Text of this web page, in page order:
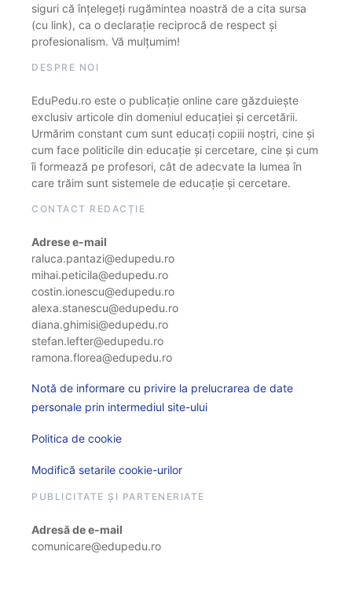
siguri că înțelegeți rugămintea noastră de a cita sursa
(cu link), ca o declarație reciprocă de respect și
profesionalism. Vă mulțumim!
DESPRE NOI
EduPedu.ro este o publicație online care găzduiește
exclusiv articole din domeniul educației și cercetării.
Urmărim constant cum sunt educați copiii noștri, cine și
cum face politicile din educație și cercetare, cine și cum
îi formează pe profesori, cât de adecvate la lumea în
care trăim sunt sistemele de educație și cercetare.
CONTACT REDACȚIE
Adrese e-mail
raluca.pantazi@edupedu.ro
mihai.peticila@edupedu.ro
costin.ionescu@edupedu.ro
alexa.stanescu@edupedu.ro
diana.ghimisi@edupedu.ro
stefan.lefter@edupedu.ro
ramona.florea@edupedu.ro
Notă de informare cu privire la prelucrarea de date
personale prin intermediul site-ului
Politica de cookie
Modifică setarile cookie-urilor
PUBLICITATE ȘI PARTENERIATE
Adresă de e-mail
comunicare@edupedu.ro